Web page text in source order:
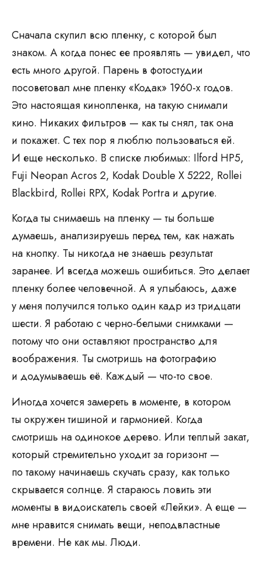
Сначала скупил всю пленку, с которой был
знаком. А когда понес ее проявлять — увидел, что
есть много другой. Парень в фотостудии
посоветовал мне пленку «Кодак» 1960-х годов.
Это настоящая кинопленка, на такую снимали
кино. Никаких фильтров — как ты снял, так она
и покажет. С тех пор я люблю пользоваться ей.
И еще несколько. В списке любимых: Ilford HP5,
Fuji Neopan Acros 2, Kodak Double X 5222, Rollei
Blackbird, Rollei RPX, Kodak Portra и другие.
Когда ты снимаешь на пленку — ты больше
думаешь, анализируешь перед тем, как нажать
на кнопку. Ты никогда не знаешь результат
заранее. И всегда можешь ошибиться. Это делает
пленку более человечной. А я улыбаюсь, даже
у меня получился только один кадр из тридцати
шести. Я работаю с черно-белыми снимками —
потому что они оставляют пространство для
воображения. Ты смотришь на фотографию
и додумываешь её. Каждый — что-то свое.
Иногда хочется замереть в моменте, в котором
ты окружен тишиной и гармонией. Когда
смотришь на одинокое дерево. Или теплый закат,
который стремительно уходит за горизонт —
по такому начинаешь скучать сразу, как только
скрывается солнце. Я стараюсь ловить эти
моменты в видоискатель своей «Лейки». А еще —
мне нравится снимать вещи, неподвластные
времени. Не как мы. Люди.